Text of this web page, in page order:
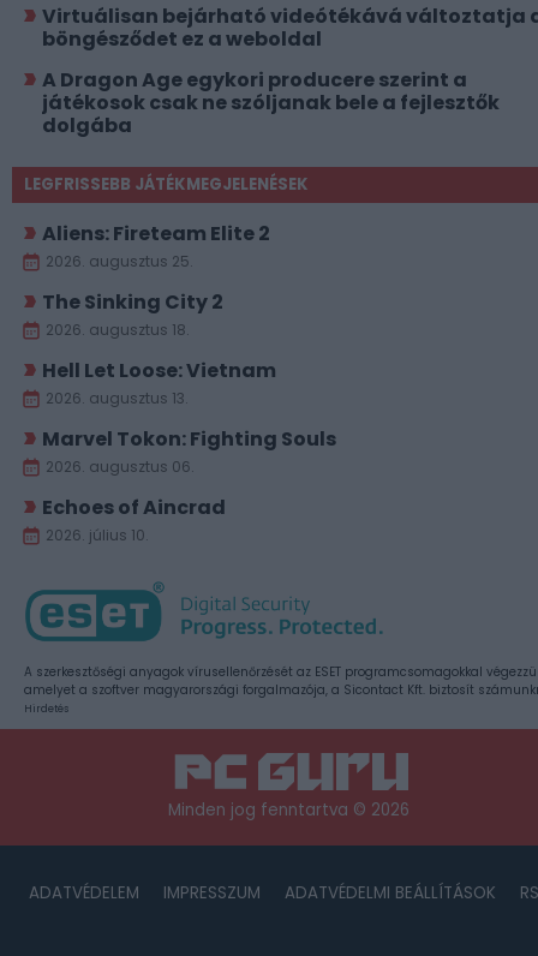
Virtuálisan bejárható videótékává változtatja
böngésződet ez a weboldal
A Dragon Age egykori producere szerint a
játékosok csak ne szóljanak bele a fejlesztők
dolgába
LEGFRISSEBB JÁTÉKMEGJELENÉSEK
Aliens: Fireteam Elite 2
2026. augusztus 25.
The Sinking City 2
2026. augusztus 18.
Hell Let Loose: Vietnam
2026. augusztus 13.
Marvel Tokon: Fighting Souls
2026. augusztus 06.
Echoes of Aincrad
2026. július 10.
A szerkesztőségi anyagok vírusellenőrzését az ESET programcsomagokkal
amelyet a szoftver magyarországi forgalmazója, a Sicontact Kft. biztosít
Hirdetés
Minden jog fenntartva © 2026
ADATVÉDELEM IMPRESSZUM ADATVÉDELMI BEÁLLÍTÁSOK